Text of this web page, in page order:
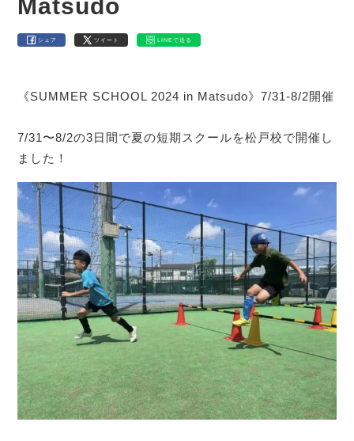
Matsudo
シェア ツイート LINEで送る
《SUMMER SCHOOL 2024 in Matsudo》7/31-8/2開催
7/31〜8/2の3日間で夏の短期スクールを松戸校で開催し
ました！